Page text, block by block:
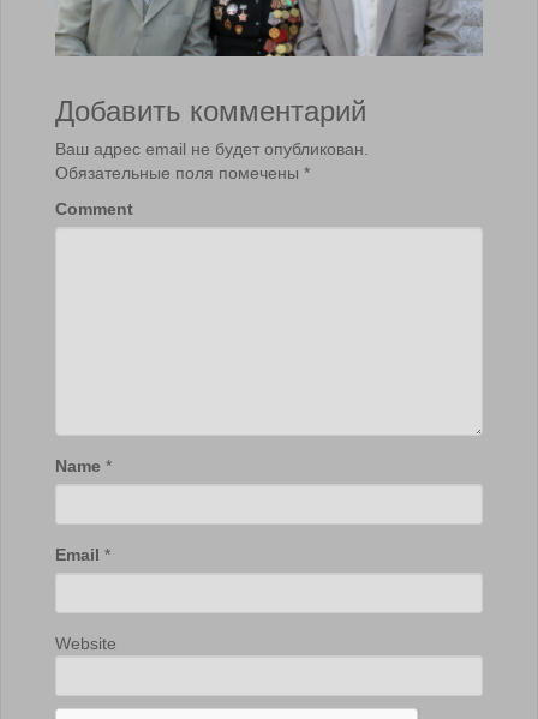
Добавить комментарий
Ваш адрес email не будет опубликован.
Обязательные поля помечены *
Comment
Name *
Email *
Website